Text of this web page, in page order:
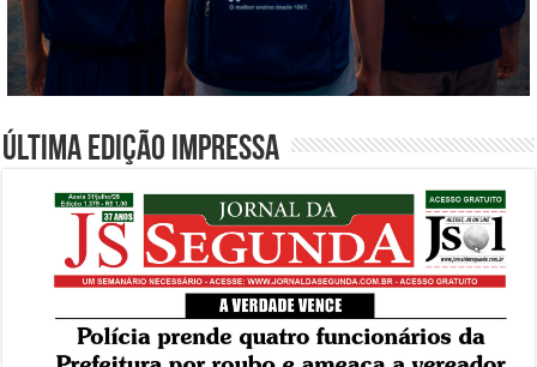
Última edição impressa